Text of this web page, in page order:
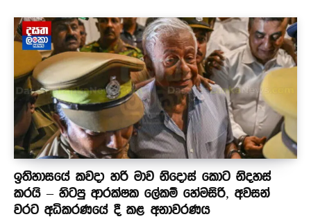
ඉතිහාසයේ කවදා හරි මාව නිදොස් කොට නිදහස්
කරයි – හිටපු ආරක්ෂක ලේකම් හේමසිරි, අවසන්
වරට අධිකරණයේ දී කළ අනාවරණය